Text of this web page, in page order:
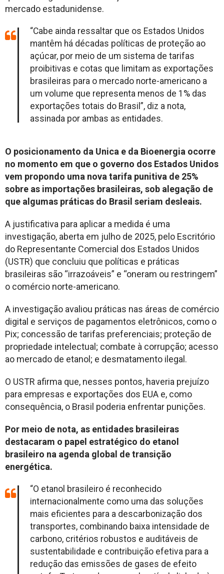
mercado estadunidense.
“Cabe ainda ressaltar que os Estados Unidos
mantêm há décadas políticas de proteção ao
açúcar, por meio de um sistema de tarifas
proibitivas e cotas que limitam as exportações
brasileiras para o mercado norte-americano a
um volume que representa menos de 1% das
exportações totais do Brasil”, diz a nota,
assinada por ambas as entidades.
O posicionamento da Unica e da Bioenergia ocorre
no momento em que o governo dos Estados Unidos
vem propondo uma nova tarifa punitiva de 25%
sobre as importações brasileiras, sob alegação de
que algumas práticas do Brasil seriam desleais.
A justificativa para aplicar a medida é uma
investigação, aberta em julho de 2025, pelo Escritório
do Representante Comercial dos Estados Unidos
(USTR) que concluiu que políticas e práticas
brasileiras são “irrazoáveis” e “oneram ou restringem”
o comércio norte-americano.
A investigação avaliou práticas nas áreas de comércio
digital e serviços de pagamentos eletrônicos, como o
Pix; concessão de tarifas preferenciais; proteção de
propriedade intelectual; combate à corrupção; acesso
ao mercado de etanol; e desmatamento ilegal.
O USTR afirma que, nesses pontos, haveria prejuízo
para empresas e exportações dos EUA e, como
consequência, o Brasil poderia enfrentar punições.
Por meio de nota, as entidades brasileiras
destacaram o papel estratégico do etanol
brasileiro na agenda global de transição
energética.
“O etanol brasileiro é reconhecido
internacionalmente como uma das soluções
mais eficientes para a descarbonização dos
transportes, combinando baixa intensidade de
carbono, critérios robustos e auditáveis de
sustentabilidade e contribuição efetiva para a
redução das emissões de gases de efeito